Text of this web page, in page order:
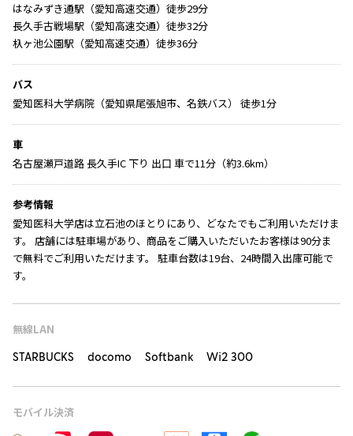
はなみずき通駅（愛知高速交通）徒歩29分
長久手古戦場駅（愛知高速交通）徒歩32分
杁ヶ池公園駅（愛知高速交通）徒歩36分
バス
愛知医科大学病院（愛知県尾張旭市、名鉄バス） 徒歩1分
車
名古屋瀬戸道路 長久手IC 下り 出口 車で11分（約3.6km）
参考情報
愛知医科大学店は立石池のほとりにあり、どなたでもご利用いただけま
す。 店舗には駐車場があり、商品をご購入いただいたお客様は90分ま
で無料でご利用いただけます。 駐車台数は19台、24時間入出庫可能で
す。
無線LAN
STARBUCKS docomo Softbank Wi2 300
モバイル決済